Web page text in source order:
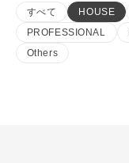
すべて
HOUSE
PROFESSIONAL
Others